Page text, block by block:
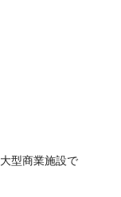
型商業施設で